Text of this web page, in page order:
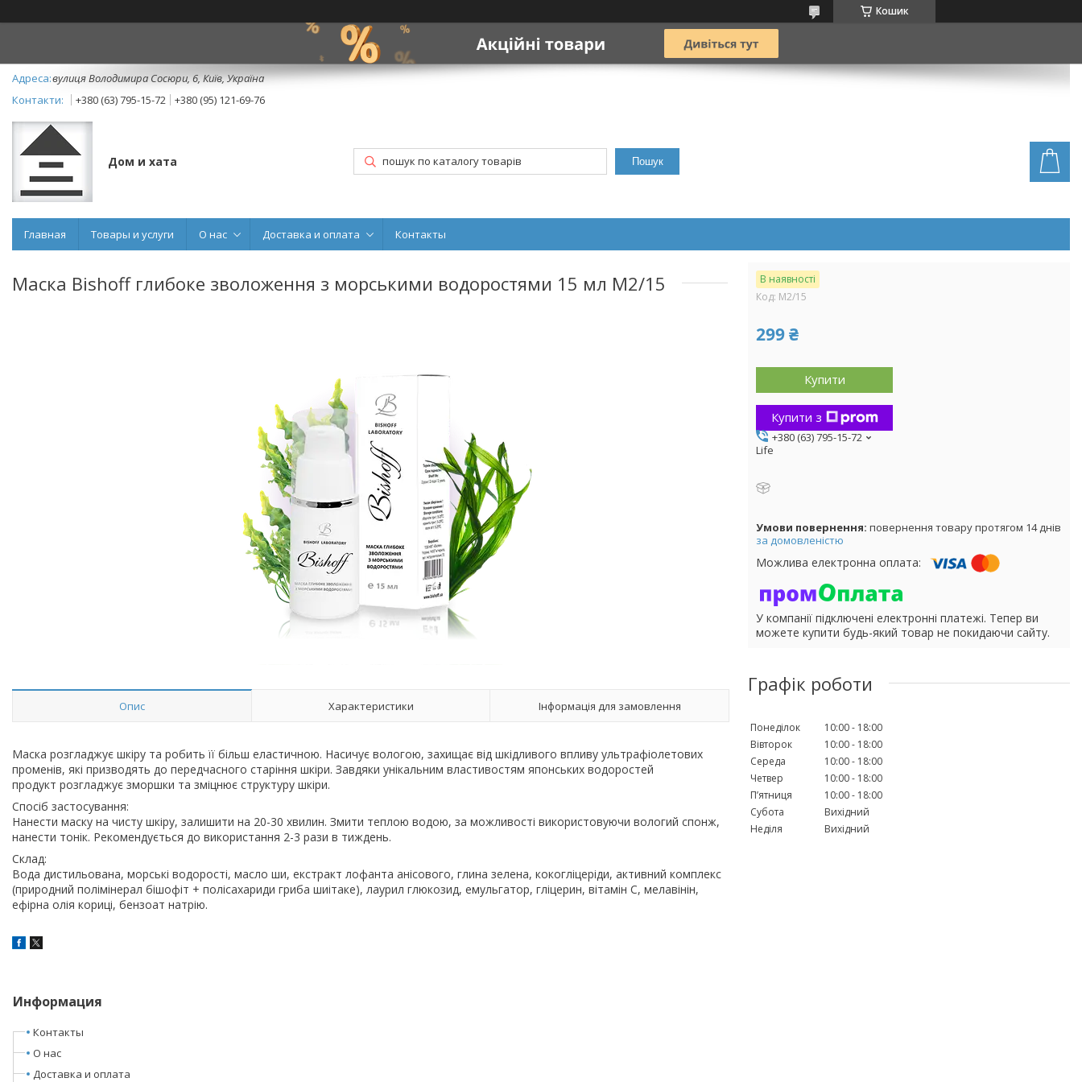
Кошик
вулиця Володимира Сосюри, 6, Київ, Україна
+380 (63) 795-15-72
+380 (95) 121-69-76
Дом и хата Пошук
Главная Товары и услуги О нас Доставка и оплата Контакты
Маска Bishoff глибоке зволоження з морськими водоростями 15 мл М2/15
Опис Характеристики Інформація для замовлення
Маска розгладжує шкіру та робить її більш еластичною. Насичує вологою, захищає від шкідливого впливу ультрафіолетових
променів, які призводять до передчасного старіння шкіри. Завдяки унікальним властивостям японських водоростей
продукт розгладжує зморшки та зміцнює структуру шкіри.
Спосіб застосування:
Нанести маску на чисту шкіру, залишити на 20-30 хвилин. Змити теплою водою, за можливості використовуючи вологий спонж,
нанести тонік. Рекомендується до використання 2-3 рази в тиждень.
Склад:
Вода дистильована, морські водорості, масло ши, екстракт лофанта анісового, глина зелена, кокогліцеріди, активний комплекс
(природний полімінерал бішофіт + полісахариди гриба шиітаке), лаурил глюкозид, емульгатор, гліцерин, вітамін С, мелавінін,
ефірна олія кориці, бензоат натрію.
В наявності
Код: M2/15
299 ₴
Купити
Купити з
+380 (63) 795-15-72
Life
повернення товару протягом 14 днів
за домовленістю
У компанії підключені електронні платежі. Тепер ви
можете купити будь-який товар не покидаючи сайту.
Графік роботи
Понеділок 10:00
18:00
Вівторок
10:00
18:00
Середа
10:00
18:00
Четвер
10:00
18:00
Пʼятниця
10:00
18:00
Субота
Вихідний
Неділя
Вихідний
Информация
Контакты
О нас
Доставка и оплата